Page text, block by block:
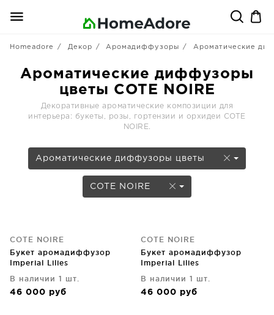
Homeadore Декор Аромадиффузоры Ароматические
Ароматические диффузоры
цветы COTE NOIRE
Декоративные ароматические композиции для
интерьера: букеты, розы, гортензии и орхидеи COTE
NOIRE.
Ароматические диффузоры цветы
COTE NOIRE
COTE NOIRE
Букет аромадиффузор
Imperial Lilies
В наличии 1 шт.
46 000 руб
COTE NOIRE
Букет аромадиффузор
Imperial Lilies
В наличии 1 шт.
46 000 руб